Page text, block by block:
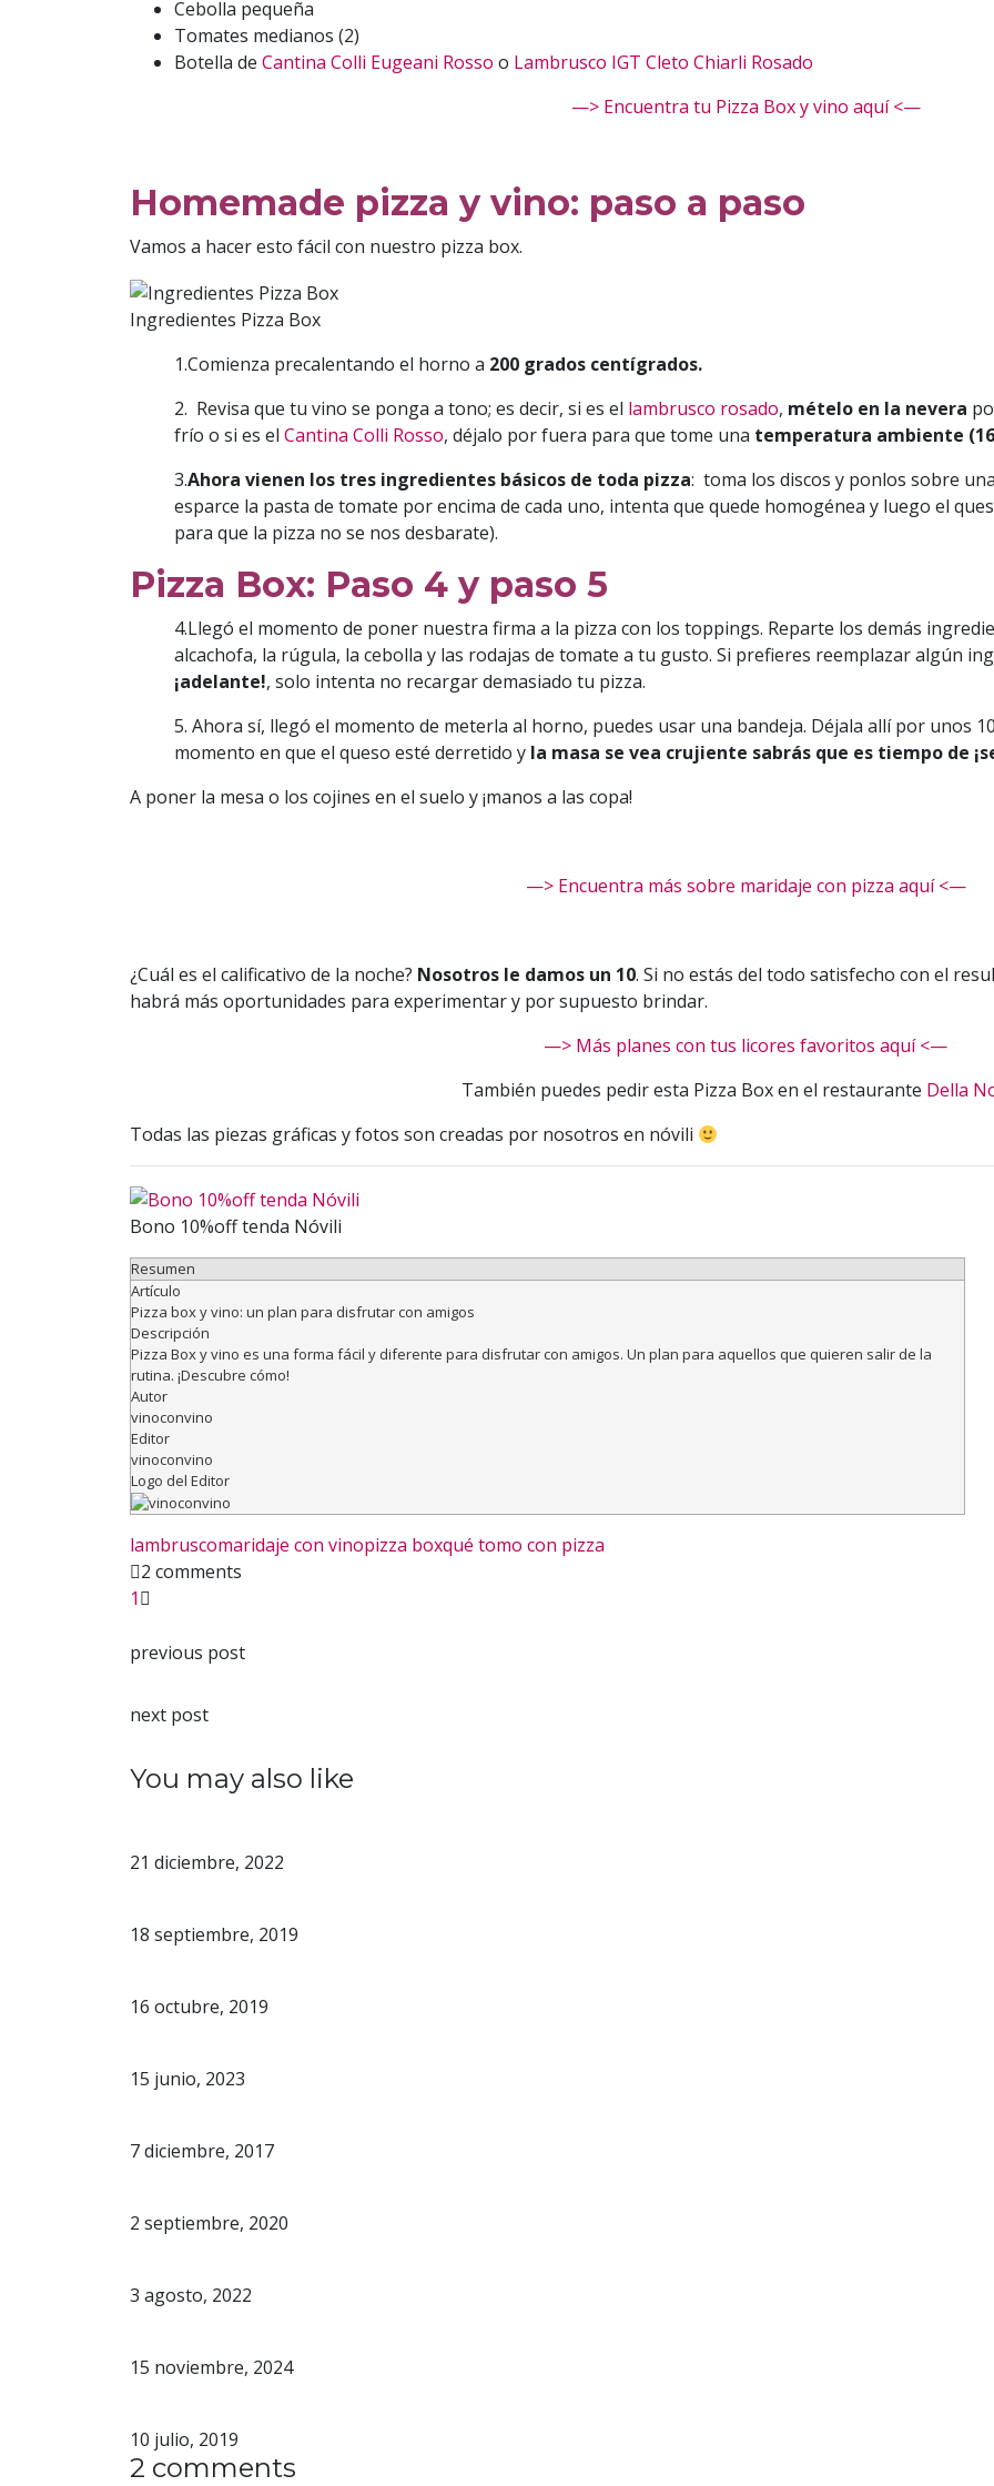
Cebolla pequeña
Tomates medianos (2)
Botella de Cantina Colli Eugeani Rosso o Lambrusco IGT Cleto Chiarli Rosado
—> Encuentra tu Pizza Box y vino aquí <—
Homemade pizza y vino: paso a paso
Vamos a hacer esto fácil con nuestro pizza box.
Ingredientes Pizza Box
1.Comienza precalentando el horno a 200 grados centígrados.
2. Revisa que tu vino se ponga a tono; es decir, si es el lambrusco rosado, mételo en la nevera
frío o si es el Cantina Colli Rosso, déjalo por fuera para que tome una temperatura ambiente
3.Ahora vienen los tres ingredientes básicos de toda pizza: toma los discos y ponlos sobre
esparce la pasta de tomate por encima de cada uno, intenta que quede homogénea y luego el
para que la pizza no se nos desbarate).
Pizza Box: Paso 4 y paso 5
4.Llegó el momento de poner nuestra firma a la pizza con los toppings. Reparte los demás
alcachofa, la rúgula, la cebolla y las rodajas de tomate a tu gusto. Si prefieres reemplazar algún
¡adelante!, solo intenta no recargar demasiado tu pizza.
5. Ahora sí, llegó el momento de meterla al horno, puedes usar una bandeja. Déjala allí por unos
momento en que el queso esté derretido y la masa se vea crujiente sabrás que es tiempo de
A poner la mesa o los cojines en el suelo y ¡manos a las copa!
—> Encuentra más sobre maridaje con pizza aquí <—
¿Cuál es el calificativo de la noche? Nosotros le damos un 10. Si no estás del todo satisfecho con el
habrá más oportunidades para experimentar y por supuesto brindar.
—> Más planes con tus licores favoritos aquí <—
También puedes pedir esta Pizza Box en el restaurante Della
Todas las piezas gráficas y fotos son creadas por nosotros en nóvili
Bono 10%off tenda Nóvili
Resumen
Artículo
Pizza box y vino: un plan para disfrutar con amigos
Descripción
Pizza Box y vino es una forma fácil y diferente para disfrutar con amigos. Un plan para aquellos que quieren salir de la
rutina. ¡Descubre cómo!
Autor
vinoconvino
Editor
vinoconvino
Logo del Editor
lambruscomaridaje con vinopizza boxqué tomo con pizza
2 comments
1
previous post
next post
You may also like
21 diciembre, 2022
18 septiembre, 2019
16 octubre, 2019
15 junio, 2023
7 diciembre, 2017
2 septiembre, 2020
3 agosto, 2022
15 noviembre, 2024
10 julio, 2019
2 comments